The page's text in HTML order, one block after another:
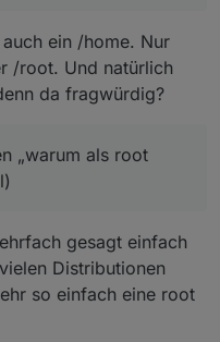
ein /home. Nur
/root. Und natürlich
da fragwürdig?
„warum als root
gesagt einfach
Distributionen
so einfach eine root